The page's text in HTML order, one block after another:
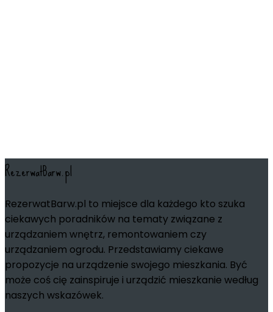
RezerwatBarw.pl
RezerwatBarw.pl to miejsce dla każdego kto szuka
ciekawych poradników na tematy związane z
urządzaniem wnętrz, remontowaniem czy
urządzaniem ogrodu. Przedstawiamy ciekawe
propozycje na urządzenie swojego mieszkania. Być
może coś cię zainspiruje i urządzić mieszkanie według
naszych wskazówek.